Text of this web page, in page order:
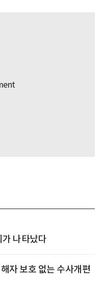
나타났다
자 보호 없는 수사개편